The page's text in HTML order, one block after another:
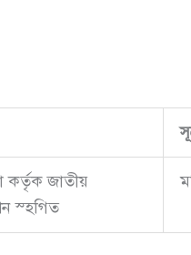
কর্তৃক জাতীয়
স্হগিত